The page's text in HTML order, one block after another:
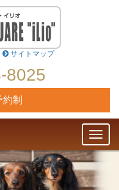
サイトマップ
8025
制